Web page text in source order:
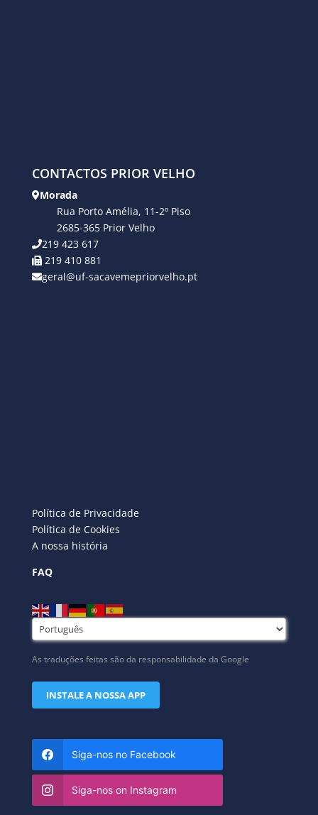
CONTACTOS PRIOR VELHO
Morada
Rua Porto Amélia, 11-2º Piso
2685-365 Prior Velho
219 423 617
219 410 881
geral@uf-sacavemepriorvelho.pt
Política de Privacidade
Política de Cookies
A nossa história
FAQ
As traduções feitas são da responsabilidade da Google
INSTALE A NOSSA APP
Siga-nos no Facebook
Siga-nos on Instagram